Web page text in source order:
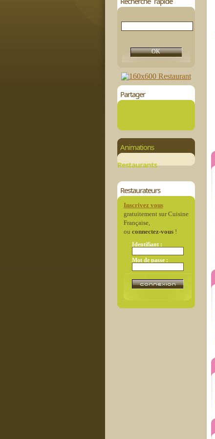
Partager
Animations
Restaurants
Restaurateurs
Inscrivez vous
gratuitement sur Cuisine
Française,
ou connectez-vous!
Identifiant :
Mot de passe :